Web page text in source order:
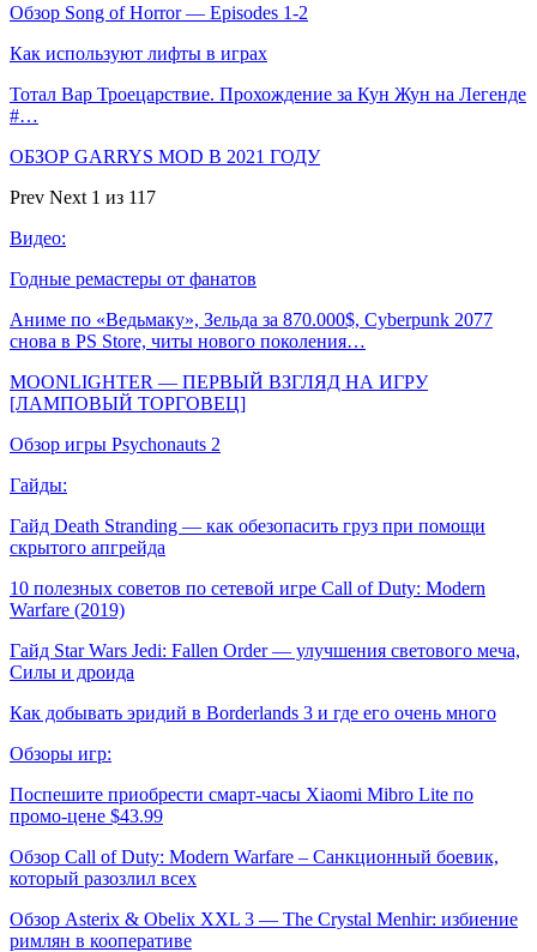
Обзор Song of Horror — Episodes 1-2
Как используют лифты в играх
Тотал Вар Троецарствие. Прохождение за Кун Жун на Легенде
#…
ОБЗОР GARRYS MOD В 2021 ГОДУ
Prev Next 1 из 117
Видео:
Годные ремастеры от фанатов
Аниме по «Ведьмаку», Зельда за 870.000$, Cyberpunk 2077
снова в PS Store, читы нового поколения…
MOONLIGHTER — ПЕРВЫЙ ВЗГЛЯД НА ИГРУ
[ЛАМПОВЫЙ ТОРГОВЕЦ]
Обзор игры Psychonauts 2
Гайды:
Гайд Death Stranding — как обезопасить груз при помощи
скрытого апгрейда
10 полезных советов по сетевой игре Call of Duty: Modern
Warfare (2019)
Гайд Star Wars Jedi: Fallen Order — улучшения светового меча,
Силы и дроида
Как добывать эридий в Borderlands 3 и где его очень много
Обзоры игр:
Поспешите приобрести смарт-часы Xiaomi Mibro Lite по
промо-цене $43.99
Обзор Call of Duty: Modern Warfare – Санкционный боевик,
который разозлил всех
Обзор Asterix & Obelix XXL 3 — The Crystal Menhir: избиение
римлян в кооперативе